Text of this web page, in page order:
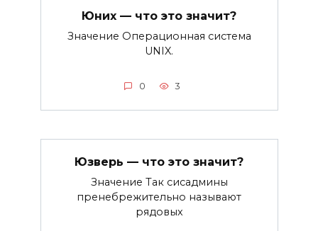
Юних — что это значит?
Значение Операционная система
UNIX.
0 3
Юзверь — что это значит?
Значение Так сисадмины
пренебрежительно называют
рядовых